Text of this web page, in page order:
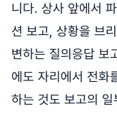
니다. 상사 앞에서
션 보고, 상황을 브
변하는 질의응답 보
에도 자리에서 전화
하는 것도 보고의